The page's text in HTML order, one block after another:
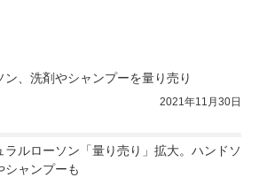
ン、洗剤やシャンプーを量り売り
2021年11月30日
ラルローソン「量り売り」拡大。ハンドソ
シャンプーも